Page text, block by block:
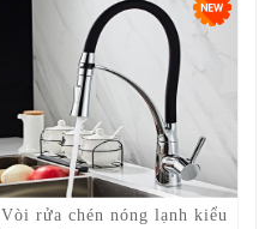
Vòi rửa chén nóng lạnh kiểu